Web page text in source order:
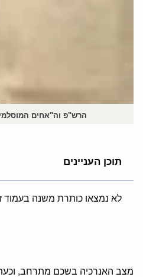
הרש"פ וה"אחים
תוכן העניינים
לא נמצאו כותרת משנה בעמוד
מצב האנרכיה בשכם מתרחב,